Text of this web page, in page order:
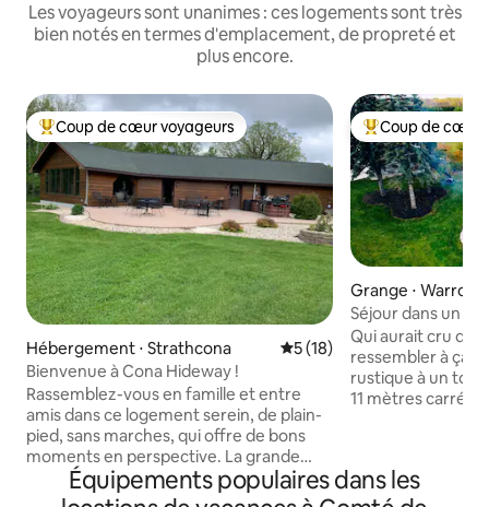
Les voyageurs sont unanimes : ces logements sont très
bien notés en termes d'emplacement, de propreté et
plus encore.
Coups de cœur voyageurs les plus appréciés
Coup de cœur voyageurs
Hébergement ⋅ Strathcona Évaluation moyenne sur la
5 (18)
Bienvenue à Cona Hideway !
Rassemblez-vous en famille et entre
amis dans ce logement serein, de plain-
pied, sans marches, qui offre de bons
moments en perspective. La grande
grande pièce a un potentiel pour des
jeux et des films ou jouer à une piscine
Coups de cœur
Coup de cœur
Grange ⋅ Warroad
Séjour dans un
curiosité,
Qui aurait cru
ressembler à ça ? Etta’s Bin porte le style
rustique à un tout
11 mètres carrés
séjour la meilleure option. À
C’est là que la
Équipements populaires dans les